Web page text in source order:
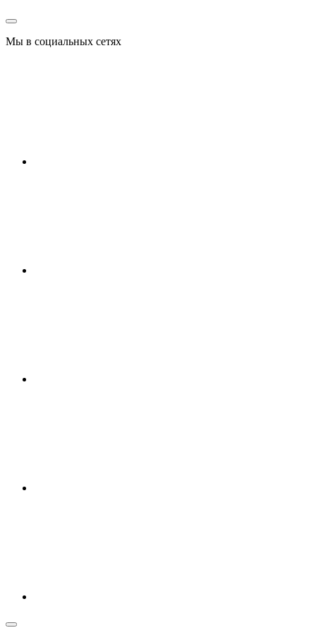
Мы в социальных сетях